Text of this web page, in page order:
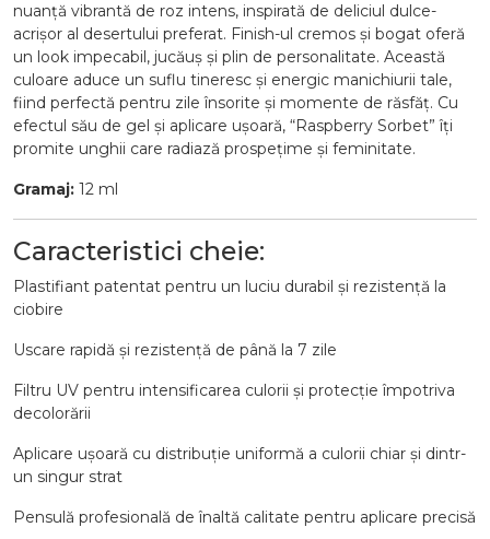
nuanță vibrantă de roz intens, inspirată de deliciul dulce-
acrișor al desertului preferat. Finish-ul cremos și bogat oferă
un look impecabil, jucăuș și plin de personalitate. Această
culoare aduce un suflu tineresc și energic manichiurii tale,
fiind perfectă pentru zile însorite și momente de răsfăț. Cu
efectul său de gel și aplicare ușoară, “Raspberry Sorbet” îți
promite unghii care radiază prospețime și feminitate.
Gramaj: 12 ml
Caracteristici cheie:
Plastifiant patentat pentru un luciu durabil și rezistență la
ciobire
Uscare rapidă și rezistență de până la 7 zile
Filtru UV pentru intensificarea culorii și protecție împotriva
decolorării
Aplicare ușoară cu distribuție uniformă a culorii chiar și dintr-
un singur strat
Pensulă profesională de înaltă calitate pentru aplicare precisă